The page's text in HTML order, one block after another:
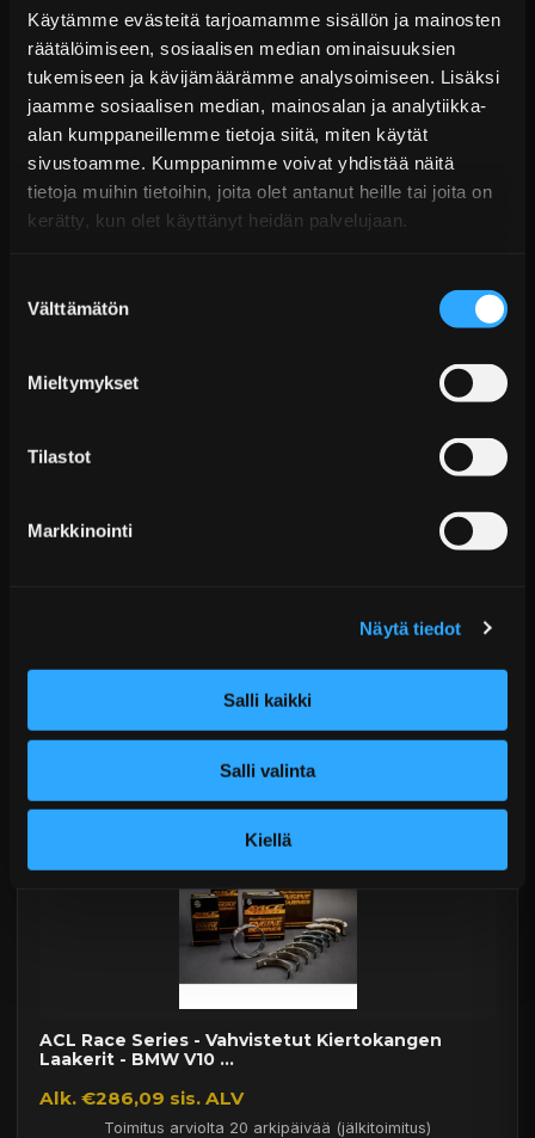
Käytämme evästeitä tarjoamamme sisällön ja mainosten
räätälöimiseen, sosiaalisen median ominaisuuksien
tukemiseen ja kävijämäärämme analysoimiseen. Lisäksi
jaamme sosiaalisen median, mainosalan ja analytiikka-
alan kumppaneillemme tietoja siitä, miten käytät
sivustoamme. Kumppanimme voivat yhdistää näitä
tietoja muihin tietoihin, joita olet antanut heille tai joita on
kerätty, kun olet käyttänyt heidän palvelujaan.
valinta
Välttämätön
Mieltymykset
Tilastot
Markkinointi
Näytä tiedot
Salli kaikki
Salli valinta
Kiellä
Toimitus & Palautukset
Kaupan sijainnissa olevat tuotteet 1–3 arkipäivässä
Päävaraston tuotteet 7 arkipäivässä
Jälkitoimitustuotteet noin 20 arkipäivässä
Tekniset kysymykset
Sähköposti:asiakaspalvelu@tpwparts.com
Tiivistesarjat
Toimitus arviolta 20 arkipäivää (jälkitoimitus)
Lisää Ostoskoriin
ACL Race Series - Vahvistetut Kiertokangen
Laakerit - BMW V10 ...
Alk. €286,09 sis. ALV
Toimitus arviolta 20 arkipäivää (jälkitoimitus)